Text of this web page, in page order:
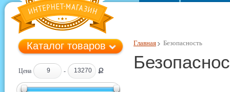
Главная Безопасность
Каталог товаров
Цена - Ք